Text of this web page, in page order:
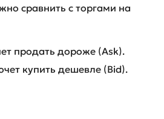
сравнить с торгами на
продать дороже (Ask).
купить дешевле (Bid).